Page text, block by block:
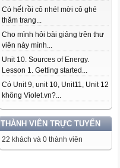
Có hết rồi cô nhé! mời cô ghé
thăm trang...
Cho mình hỏi bài giảng trên thư
viên này mình...
Unit 10. Sources of Energy.
Lesson 1. Getting started...
Có Unit 9, unit 10, Unit11, Unit 12
không Violet.vn?...
THÀNH VIÊN TRỰC TUYẾN
22 khách và 0 thành viên